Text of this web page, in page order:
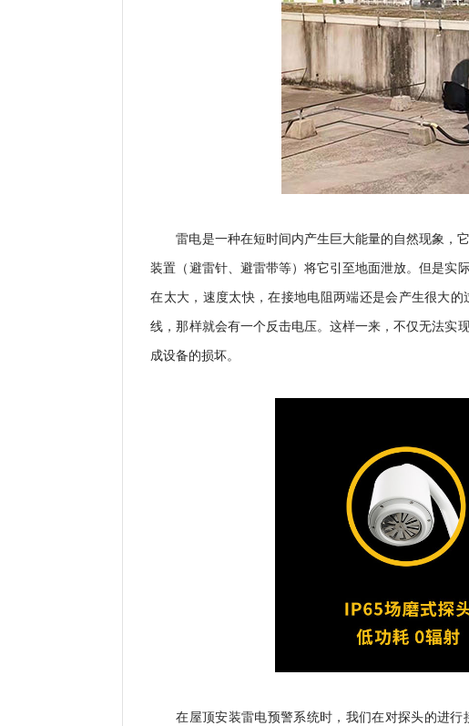
雷电是一种在短时间内产生巨大能量的自然现象，
装置（避雷针、避雷带等）将它引至地面泄放。但是实
在太大，速度太快，在接地电阻两端还是会产生很大
线，那样就会有一个反击电压。这样一来，不仅无法实
成设备的损坏。
在屋顶安装雷电预警系统时，我们在对探头的进